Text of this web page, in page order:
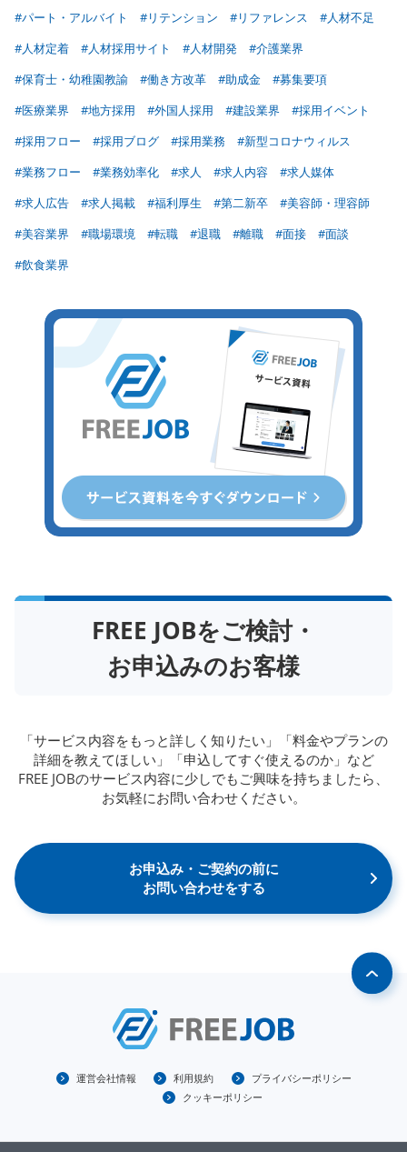
#パート・アルバイト
#リテンション #リファレンス
#人材不足
#人材定着
#人材採用サイト #人材開発
#介護業界
#保育士・幼稚園教諭
#働き方改革 #助成金
#募集要項
#医療業界
#地方採用 #外国人採用 #建設業界
#採用イベント
#採用フロー
#採用ブログ #採用業務
#新型コロナウィルス
#業務フロー
#業務効率化 #求人 #求人内容
#求人媒体
#求人広告
#求人掲載 #福利厚生 #第二新卒
#美容師・理容師
#美容業界
#職場環境 #転職 #退職 #離職 #面接
#面談
#飲食業界
FREE JOBをご検討・
お申込みのお客様
「サービス内容をもっと詳しく知りたい」「料金やプランの
詳細を教えてほしい」「申込してすぐ使えるのか」など
FREE JOBのサービス内容に少しでもご興味を持ちましたら、
お気軽にお問い合わせください。
お申込み・ご契約の前に
お問い合わせをする
運営会社情報 利用規約
プライバシーポリシー
クッキーポリシー